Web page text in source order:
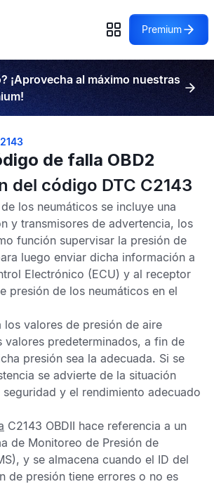
Premium
¡Aprovecha al máximo nuestras
de falla OBD2
del código DTC C2143
los neumáticos se incluye una
y transmisores de advertencia, los
función supervisar la presión de
luego enviar dicha información a
Electrónico (ECU) y al receptor
presión de los neumáticos en el
los valores de presión de aire
valores predeterminados, a fin de
presión sea la adecuada. Si se
se advierte de la situación
seguridad y el rendimiento adecuado
C2143 OBDII hace referencia a un
de Monitoreo de Presión de
y se almacena cuando el ID del
de presión tiene errores o no es